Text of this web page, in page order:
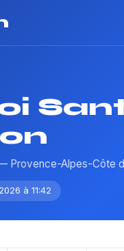
Provence-Alpes-Côte
à 11:42